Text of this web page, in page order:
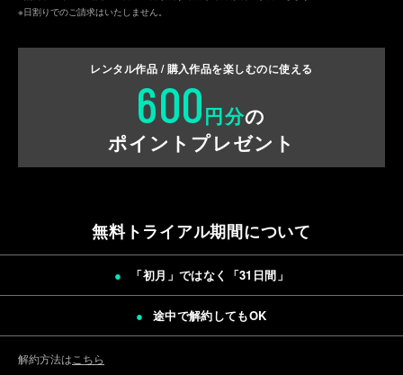
※日割りでのご請求はいたしません。
レンタル作品 / 購入作品を楽しむのに使える
600円分の
ポイントプレゼント
無料トライアル期間について
「初月」ではなく「31日間 」
途中で解約してもOK
解約方法は こちら